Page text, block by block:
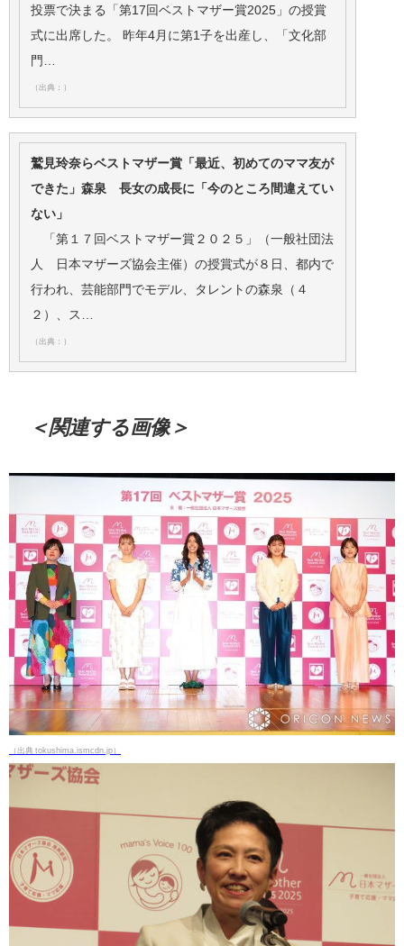
投票で決まる「第17回ベストマザー賞2025」の授賞
式に出席した。 昨年4月に第1子を出産し、「文化部
門…
（出典：）
鷲見玲奈らベストマザー賞「最近、初めてのママ友が
できた」森泉 長女の成長に「今のところ間違えてい
ない」
「第１７回ベストマザー賞２０２５」（一般社団法
人 日本マザーズ協会主催）の授賞式が８日、都内で
行われ、芸能部門でモデル、タレントの森泉（４
２）、ス…
（出典：）
＜関連する画像＞
（出典 tokushima.ismcdn.jp）